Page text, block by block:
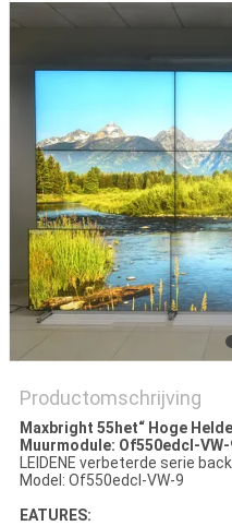
POLICY
Productomschrijving
Maxbright 55het“ Hoge
Muurmodule: Of550edcl-
LEIDENE verbeterde serie
Model: Of550edcl-VW-9
EATURES: